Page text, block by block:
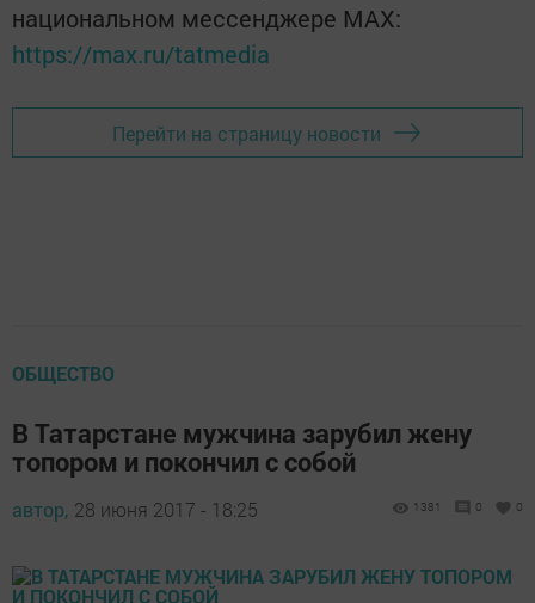
национальном мессенджере MАХ:
https://max.ru/tatmedia
Перейти на страницу новости
ОБЩЕСТВО
В Татарстане мужчина зарубил жену
топором и покончил с собой
автор, 28 июня 2017 - 18:25 1381 0 0